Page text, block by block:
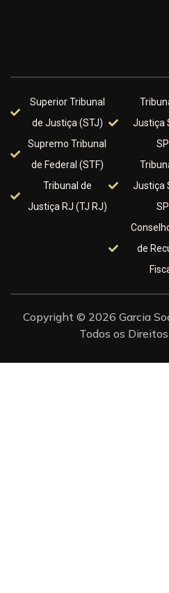
Superior Tribunal
de Justiça (STJ)
Supremo Tribunal
de Federal (STF)
Tribunal de
Justiça RJ (TJ RJ)
Justiça
Justiça
de
Copyright © 2026 Garcia
Todos os